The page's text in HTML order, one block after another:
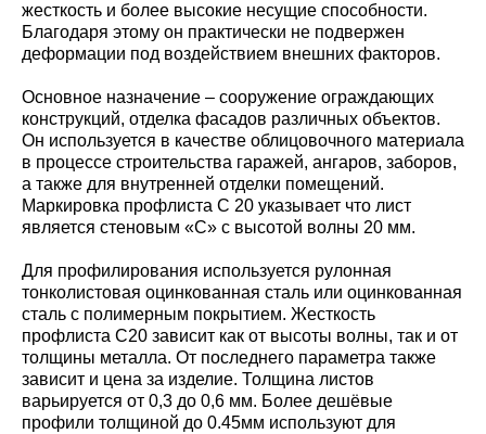
жесткость и более высокие несущие способности.
Благодаря этому он практически не подвержен
деформации под воздействием внешних факторов.
Основное назначение – сооружение ограждающих
конструкций, отделка фасадов различных объектов.
Он используется в качестве облицовочного материала
в процессе строительства гаражей, ангаров, заборов,
а также для внутренней отделки помещений.
Маркировка профлиста С 20 указывает что лист
является стеновым «С» с высотой волны 20 мм.
Для профилирования используется рулонная
тонколистовая оцинкованная сталь или оцинкованная
сталь с полимерным покрытием. Жесткость
профлиста С20 зависит как от высоты волны, так и от
толщины металла. От последнего параметра также
зависит и цена за изделие. Толщина листов
варьируется от 0,3 до 0,6 мм. Более дешёвые
профили толщиной до 0.45мм используют для